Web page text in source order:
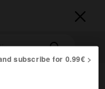


subscribe for 0.99€ >